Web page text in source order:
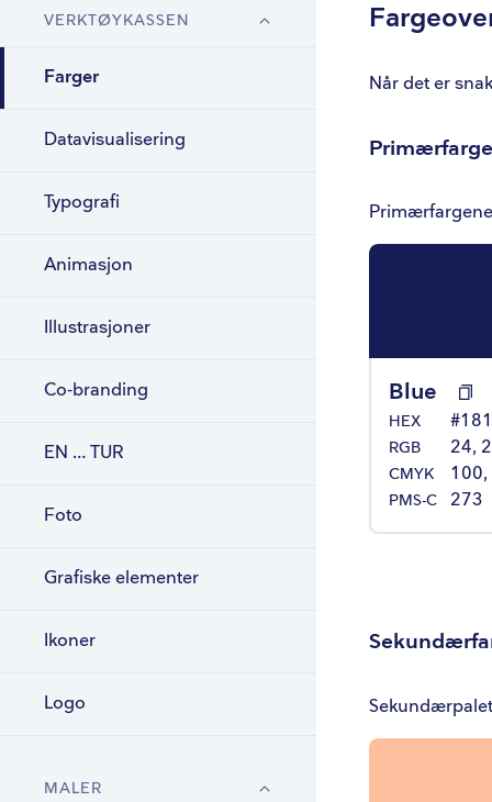
VERKTØYKASSEN
Farger
Datavisualisering
Typografi
Animasjon
Illustrasjoner
Co-branding
EN … TUR
Foto
Grafiske elementer
Ikoner
Logo
MALER
Fargebruk
For
Når det er
Blue
HEX
RGB 24,
CMYK 100,
PMS-C 273